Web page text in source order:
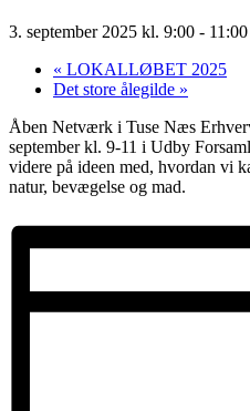
3. september 2025 kl. 9:00 - 11:00
« LOKALLØBET 2025
Det store ålegilde »
Åben Netværk i Tuse Næs
september kl. 9-11 i Udby
videre på ideen med, hvordan vi
natur, bevægelse og mad.